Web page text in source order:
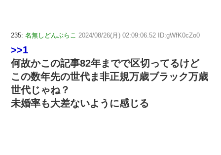
235: 名無しどんぶらこ 2024/08/26(月) 02:09:06.52 ID:gWfK0cZo0
>>1
何故かこの記事82年までで区切ってるけど
この数年先の世代ま非正規万歳ブラック万歳
世代じゃね？
未婚率も大差ないように感じる